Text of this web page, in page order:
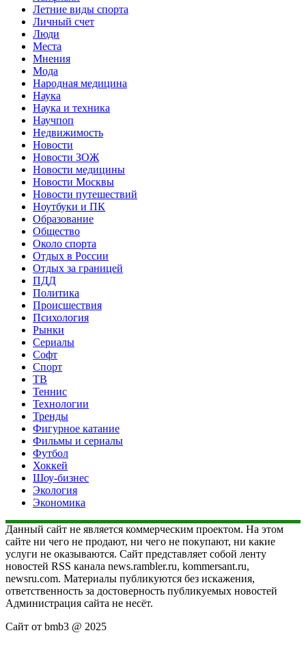
Летние виды спорта
Личный счет
Люди
Места
Мнения
Мода
Народная медицина
Наука
Наука и техника
Научпоп
Недвижимость
Новости
Новости ЗОЖ
Новости медицины
Новости Москвы
Новости путешествий
Ноутбуки и ПК
Образование
Общество
Около спорта
Отдых в России
Отдых за границей
ПДД
Политика
Происшествия
Психология
Рынки
Сериалы
Софт
Спорт
ТВ
Теннис
Технологии
Тренды
Фигурное катание
Фильмы и сериалы
Футбол
Хоккей
Шоу-бизнес
Экология
Экономика
Данный сайт не является коммерческим проектом. На этом
сайте ни чего не продают, ни чего не покупают, ни какие
услуги не оказываются. Сайт представляет собой ленту
новостей RSS канала news.rambler.ru, kommersant.ru,
newsru.com. Материалы публикуются без искажения,
ответственность за достоверность публикуемых новостей
Администрация сайта не несёт.
Сайт от bmb3 @ 2025